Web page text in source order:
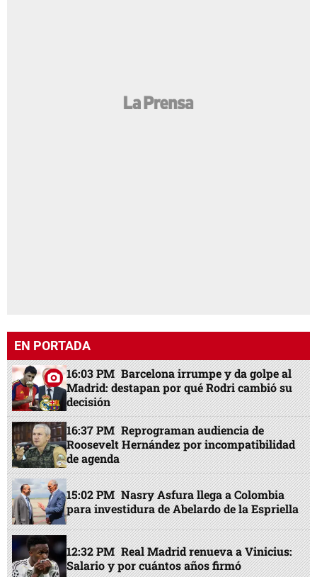
EN PORTADA
16:03 PM Barcelona irrumpe y da golpe al
Madrid: destapan por qué Rodri cambió su
decisión
16:37 PM Reprograman audiencia de
Roosevelt Hernández por incompatibilidad
de agenda
15:02 PM Nasry Asfura llega a Colombia
para investidura de Abelardo de la Espriella
12:32 PM Real Madrid renueva a Vinicius:
Salario y por cuántos años firmó